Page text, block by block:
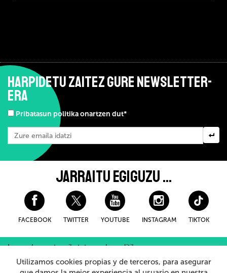
HARPIDETU ZAITEZ GURE NEWSLETTER-
ERA
Pribatasun politika onartzen dut*
JARRAITU EGIGUZU ...
FACEBOOK TWITTER YOUTUBE INSTAGRAM TIKTOK
Lege-oharra eta pribatutasuneko politika
Erosteko Baldintza Orokorroak
Cookieei buruzko politika
Barneko Informazio Sistema
Utilizamos cookies propias y de terceros, para asegurar